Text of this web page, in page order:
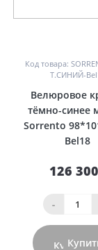
Код товара:
Т.СИНИЙ-
Велюровое
тёмно-синее
Sorrento
Bel18
126
-